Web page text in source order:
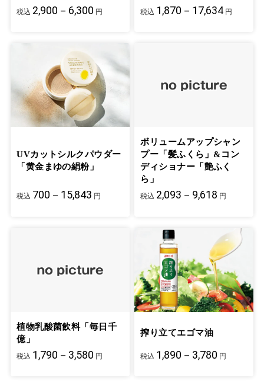
税込 2,900－6,300 円 税込 1,870－17,634 円
UVカットシルクパウダー
「黄金まゆの絹粉」
税込 700－15,843 円
ボリュームアップシャン
プー「髪ふくら」&コン
ディショナー「艶ふく
ら」
税込 2,093－9,618 円
植物乳酸菌飲料「毎日千
億」
税込 1,790－3,580 円
搾り立てエゴマ油
税込 1,890－3,780 円